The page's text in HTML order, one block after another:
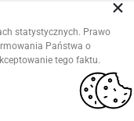
Realizacja - DevDesign.pl -
statystycznych. Prawo
Państwa o
tego faktu.